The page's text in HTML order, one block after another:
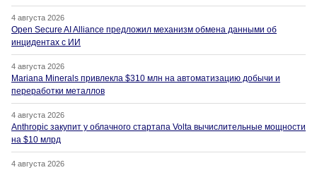
4 августа 2026
Open Secure AI Alliance предложил механизм обмена данными об
инцидентах с ИИ
4 августа 2026
Mariana Minerals привлекла $310 млн на автоматизацию добычи и
переработки металлов
4 августа 2026
Anthropic закупит у облачного стартапа Volta вычислительные мощности
на $10 млрд
4 августа 2026